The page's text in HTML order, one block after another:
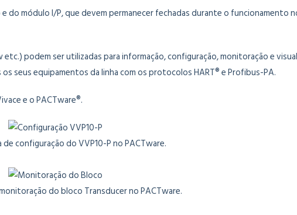
do módulo I/P, que devem permanecer fechadas durante o funcionamento
podem ser utilizadas para informação, configuração, monitoração e
seus equipamentos da linha com os protocolos HART® e Profibus-PA.
e o PACTware®.
de configuração do VVP10-P no PACTware.
do bloco Transducer no PACTware.